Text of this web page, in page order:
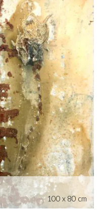
100 x 80 cm